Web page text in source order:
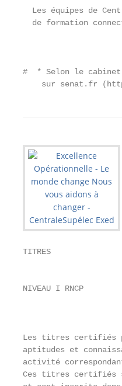
Les équipes de
de formation
#  * Selon le cabinet
sur senat.fr
TITRES
NIVEAU I RNCP
Les titres certifiés
aptitudes et
activité
Ces titres certifiés